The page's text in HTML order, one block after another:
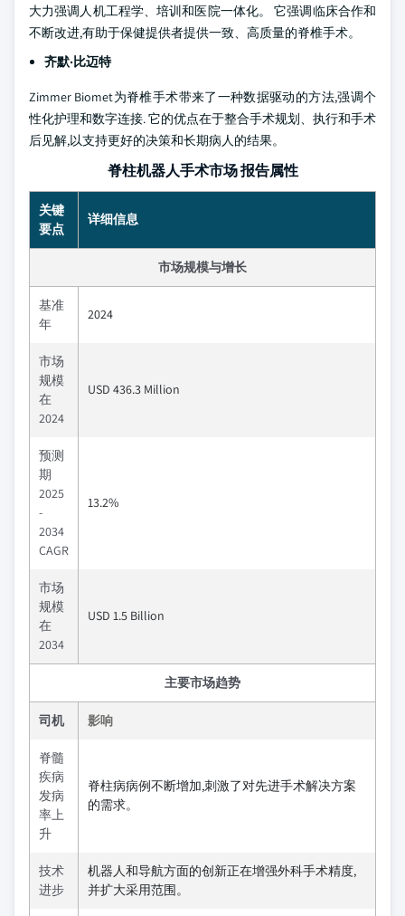
大力强调人机工程学、培训和医院一体化。 它强调临床合作和
不断改进,有助于保健提供者提供一致、高质量的脊椎手术。
齐默·比迈特
Zimmer Biomet为脊椎手术带来了一种数据驱动的方法,强调个
性化护理和数字连接. 它的优点在于整合手术规划、执行和手术
后见解,以支持更好的决策和长期病人的结果。
脊柱机器人手术市场 报告属性
关键
要点
详细信息
市场规模与增长
基准
年
2024
市场
规模
在
2024
USD 436.3 Million
预测
期
2025
-
2034
CAGR
13.2%
市场
规模
在
2034
USD 1.5 Billion
主要市场趋势
司机 影响
脊髓
疾病
发病
率上
升
脊柱病病例不断增加,刺激了对先进手术解决方案
的需求。
技术
进步
机器人和导航方面的创新正在增强外科手术精度,
并扩大采用范围。